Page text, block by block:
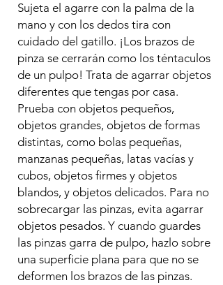
Sujeta el agarre con la palma de la
mano y con los dedos tira con
cuidado del gatillo. ¡Los brazos de
pinza se cerrarán como los téntaculos
de un pulpo! Trata de agarrar objetos
diferentes que tengas por casa.
Prueba con objetos pequeños,
objetos grandes, objetos de formas
distintas, como bolas pequeñas,
manzanas pequeñas, latas vacías y
cubos, objetos firmes y objetos
blandos, y objetos delicados. Para no
sobrecargar las pinzas, evita agarrar
objetos pesados. Y cuando guardes
las pinzas garra de pulpo, hazlo sobre
una superficie plana para que no se
deformen los brazos de las pinzas.